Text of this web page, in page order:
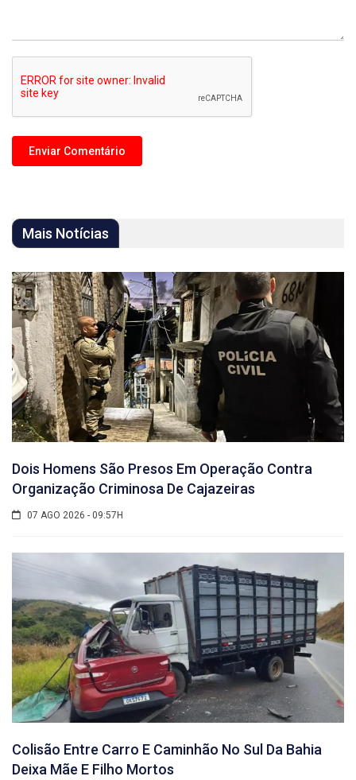
Mais Notícias
Dois Homens São Presos Em Operação Contra
Organização Criminosa De Cajazeiras
07 AGO 2026 - 09:57H
Colisão Entre Carro E Caminhão No Sul Da Bahia
Deixa Mãe E Filho Mortos